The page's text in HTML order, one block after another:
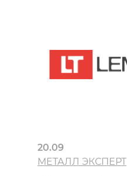
20.09
МЕТАЛЛ ЭКСПЕРТ